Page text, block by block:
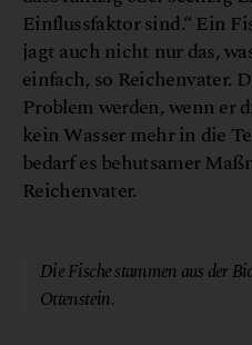
Einflussfaktor sind.“ Ein
jagt auch nicht nur das,
einfach, so Reichenvater.
Problem werden, wenn er
kein Wasser mehr in die
bedarf es behutsamer
Reichenvater.
Die Fische stammen aus der
Ottenstein.